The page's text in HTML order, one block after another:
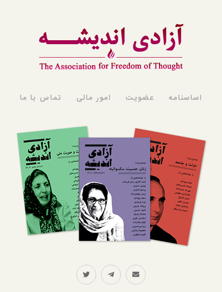
اساسنامه عضویت امور مالی تماس با ما